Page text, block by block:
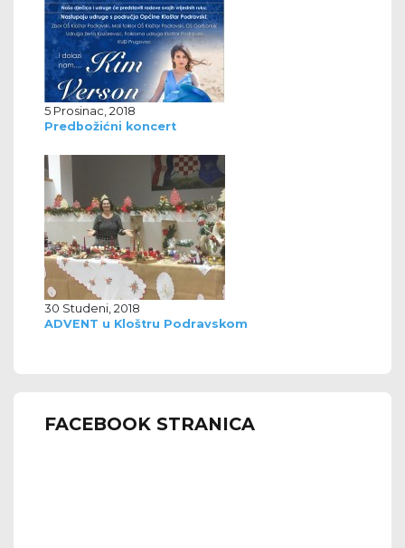
5 Prosinac, 2018
Predbožićni koncert
30 Studeni, 2018
ADVENT u Kloštru Podravskom
FACEBOOK STRANICA